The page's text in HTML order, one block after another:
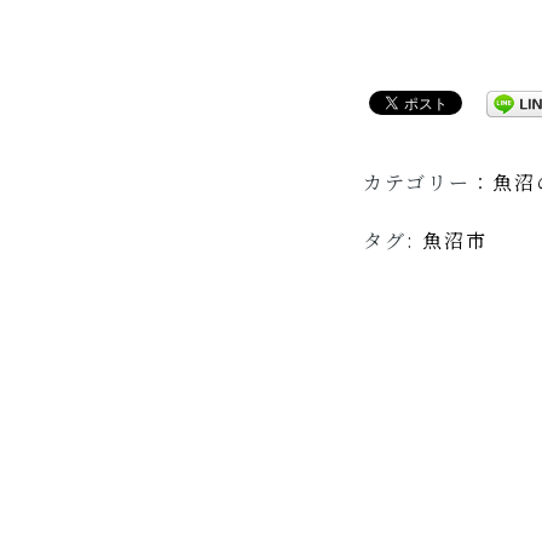
カテゴリー： 魚
タグ: 魚沼市